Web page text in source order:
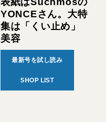
YONCEさん。大特
集は「くい止め」
美容
最新号を試し読み
SHOP LIST